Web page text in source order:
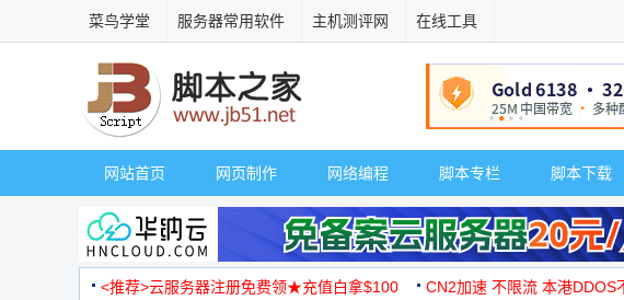
菜鸟学堂 服务器常用软件 主机测评网 在线工具
网站首页 网页制作 网络编程 脚本专栏 脚本下载
<推荐>云服务器注册免费领★充值白拿$100 CN2加速 不限流 本港DDOS